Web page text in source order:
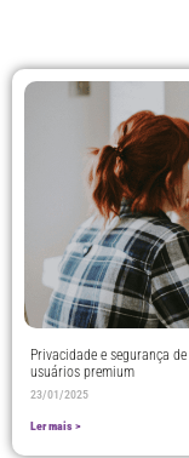
Privacidade e segurança
usuários premium
23/01/2025
Ler mais >